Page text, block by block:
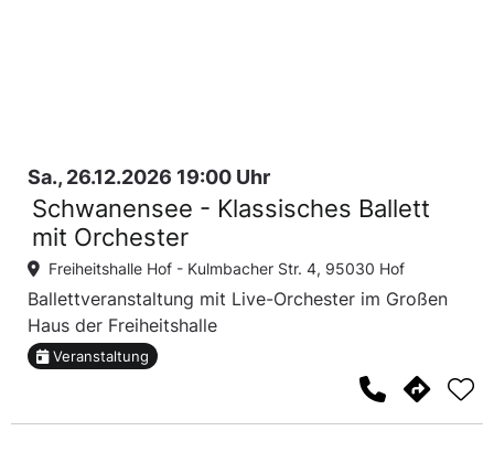
Sa., 26.12.2026 19:00 Uhr
Schwanensee - Klassisches Ballett
mit Orchester
Freiheitshalle Hof - Kulmbacher Str. 4, 95030 Hof
Ballettveranstaltung mit Live-Orchester im Großen
Haus der Freiheitshalle
Veranstaltung